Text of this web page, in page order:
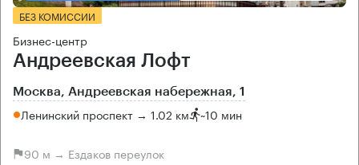
БЕЗ КОМИССИИ
Бизнес-центр
Андреевская Лофт
Москва, Андреевская набережная, 1
Ленинский проспект → 1.02 км ~10 мин
90 м → Ездаков переулок